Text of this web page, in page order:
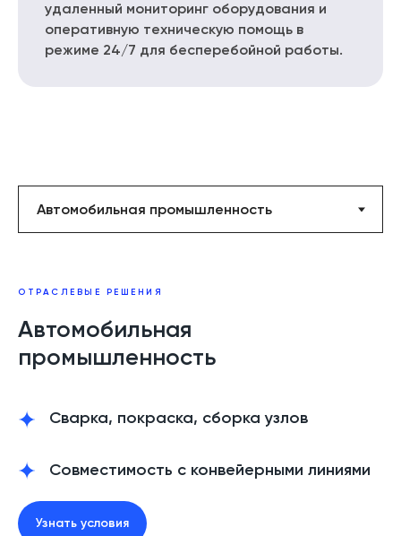
удаленный мониторинг оборудования и
оперативную техническую помощь в
режиме 24/7 для бесперебойной работы.
ОТРАСЛЕВЫЕ РЕШЕНИЯ
Автомобильная
промышленность
Сварка, покраска, сборка узлов
Совместимость с конвейерными линиями
Узнать условия